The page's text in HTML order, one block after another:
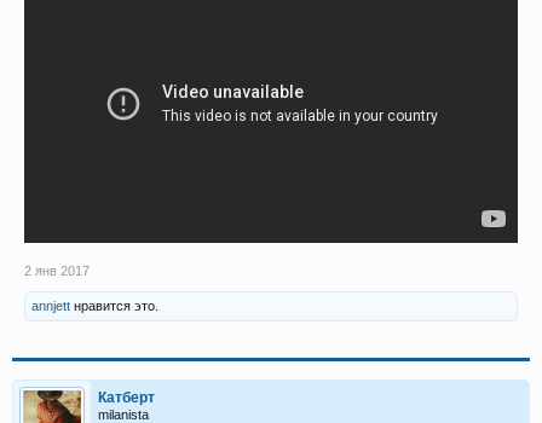
2 янв 2017
annjett нравится это.
Катберт
milanista